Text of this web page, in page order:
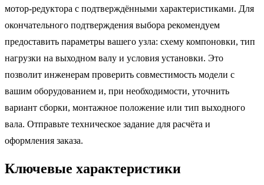
мотор-редуктора с подтверждёнными характеристиками. Для
окончательного подтверждения выбора рекомендуем
предоставить параметры вашего узла: схему компоновки, тип
нагрузки на выходном валу и условия установки. Это
позволит инженерам проверить совместимость модели с
вашим оборудованием и, при необходимости, уточнить
вариант сборки, монтажное положение или тип выходного
вала. Отправьте техническое задание для расчёта и
оформления заказа.
Ключевые характеристики